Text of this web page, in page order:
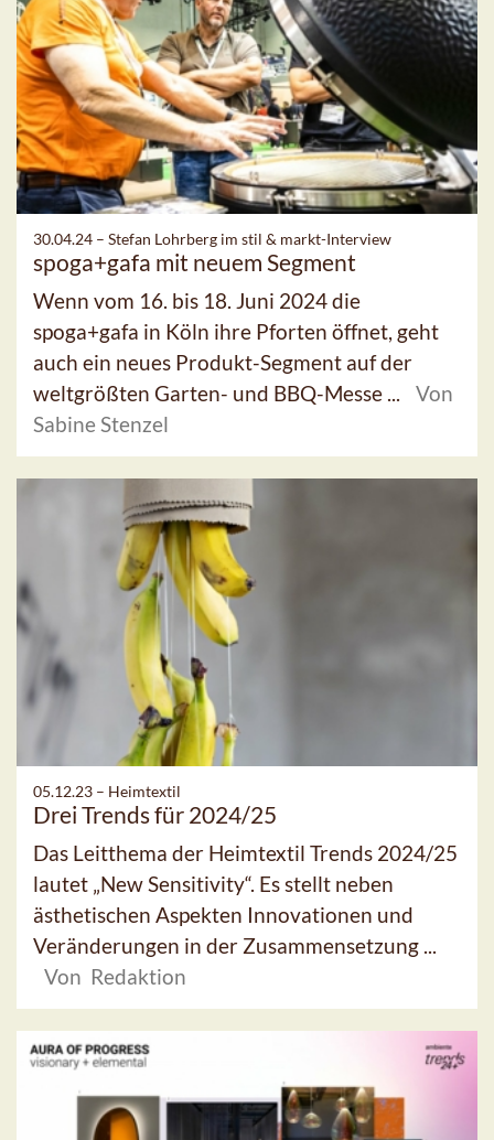
30.04.24 – Stefan Lohrberg im stil & markt-Interview
spoga+gafa mit neuem Segment
Wenn vom 16. bis 18. Juni 2024 die
spoga+gafa in Köln ihre Pforten öffnet, geht
auch ein neues Produkt-Segment auf der
weltgrößten Garten- und BBQ-Messe ...
Von
Sabine Stenzel
05.12.23 – Heimtextil
Drei Trends für 2024/25
Das Leitthema der Heimtextil Trends 2024/25
lautet „New Sensitivity“. Es stellt neben
ästhetischen Aspekten Innovationen und
Veränderungen in der Zusammensetzung ...
Von Redaktion